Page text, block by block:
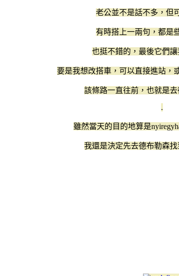
老公並不是話不多，但
有時搭上一兩句，都是
也挺不錯的，最後它們讓
要是我想改搭車，可以直接進站，
該條路一直往前，也就是去
.
雖然當天的目的地算是
我還是決定先去德布勒森找